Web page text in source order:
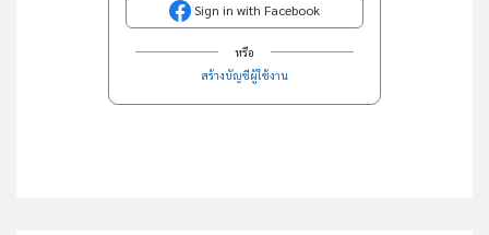
Sign in with Facebook
หรือ
สร้างบัญชีผู้ใช้งาน